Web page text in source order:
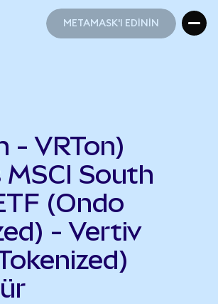
METAMASK'I EDİNİN
- VRTon)
MSCI South
(Ondo
- Vertiv